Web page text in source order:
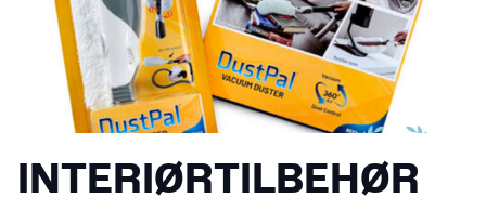
INTERIØRTILBEHØR